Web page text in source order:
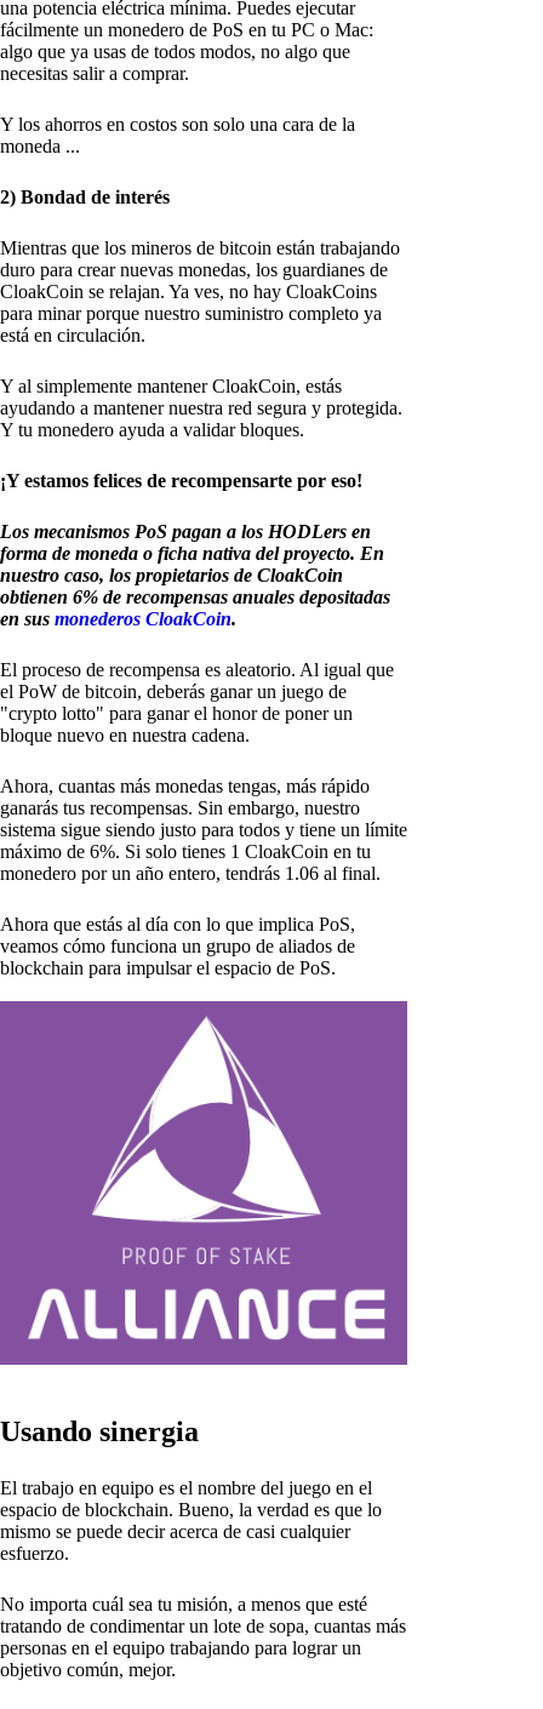
una potencia eléctrica mínima. Puedes ejecutar
fácilmente un monedero de PoS en tu PC o Mac:
algo que ya usas de todos modos, no algo que
necesitas salir a comprar.
Y los ahorros en costos son solo una cara de la
moneda ...
2) Bondad de interés
Mientras que los mineros de bitcoin están trabajando
duro para crear nuevas monedas, los guardianes de
CloakCoin se relajan. Ya ves, no hay CloakCoins
para minar porque nuestro suministro completo ya
está en circulación.
Y al simplemente mantener CloakCoin, estás
ayudando a mantener nuestra red segura y protegida.
Y tu monedero ayuda a validar bloques.
¡Y estamos felices de recompensarte por eso!
Los mecanismos PoS pagan a los HODLers en
forma de moneda o ficha nativa del proyecto. En
nuestro caso, los propietarios de CloakCoin
obtienen 6% de recompensas anuales depositadas
en sus monederos CloakCoin.
El proceso de recompensa es aleatorio. Al igual que
el PoW de bitcoin, deberás ganar un juego de
"crypto lotto" para ganar el honor de poner un
bloque nuevo en nuestra cadena.
Ahora, cuantas más monedas tengas, más rápido
ganarás tus recompensas. Sin embargo, nuestro
sistema sigue siendo justo para todos y tiene un límite
máximo de 6%. Si solo tienes 1 CloakCoin en tu
monedero por un año entero, tendrás 1.06 al final.
Ahora que estás al día con lo que implica PoS,
veamos cómo funciona un grupo de aliados de
blockchain para impulsar el espacio de PoS.
Usando sinergia
El trabajo en equipo es el nombre del juego en el
espacio de blockchain. Bueno, la verdad es que lo
mismo se puede decir acerca de casi cualquier
esfuerzo.
No importa cuál sea tu misión, a menos que esté
tratando de condimentar un lote de sopa, cuantas más
personas en el equipo trabajando para lograr un
objetivo común, mejor.